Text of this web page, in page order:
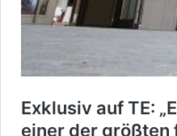
Exklusiv auf TE:
einer der größten